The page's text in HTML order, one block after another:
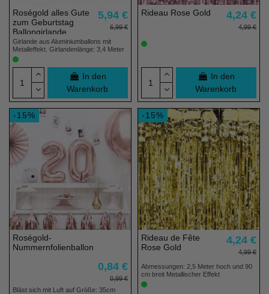
Roségold alles Gute
zum Geburtstag
Ballongirlande
5,94 €
6,99 €
Girlande aus Aluminiumballons mit
Metalleffekt. Girlandenlänge: 3,4 Meter
In den
Warenkorb
Rideau Rose Gold 4,24 €
4,99 €
In den
Warenkorb
-15%
Roségold-
Nummernfolienballon
0,84 €
0,99 €
Bläst sich mit Luft auf Größe: 35cm
-15%
Rideau de Fête
Rose Gold
4,24 €
4,99 €
Abmessungen: 2,5 Meter hoch und 90
cm breit Metallischer Effekt